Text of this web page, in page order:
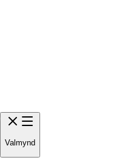
Valmynd